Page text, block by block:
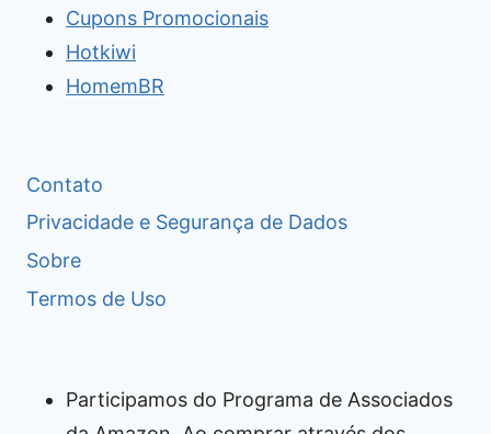
Cupons Promocionais
Hotkiwi
HomemBR
Contato
Privacidade e Segurança de Dados
Sobre
Termos de Uso
Participamos do Programa de Associados